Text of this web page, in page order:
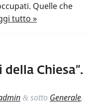
Quelle che
tutto »
Chiesa”.
& sotto Generale,